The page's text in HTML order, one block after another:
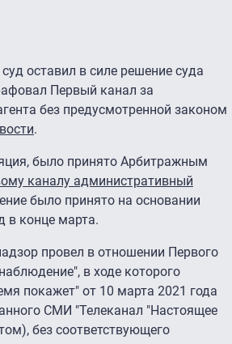
оставил в силе решение суда
Первый канал за
без предусмотренной законом
.
было принято Арбитражным
каналу административный
было принято на основании
в конце марта.
провел в отношении Первого
в ходе которого
покажет" от 10 марта 2021 года
СМИ "Телеканал "Настоящее
без соответствующего